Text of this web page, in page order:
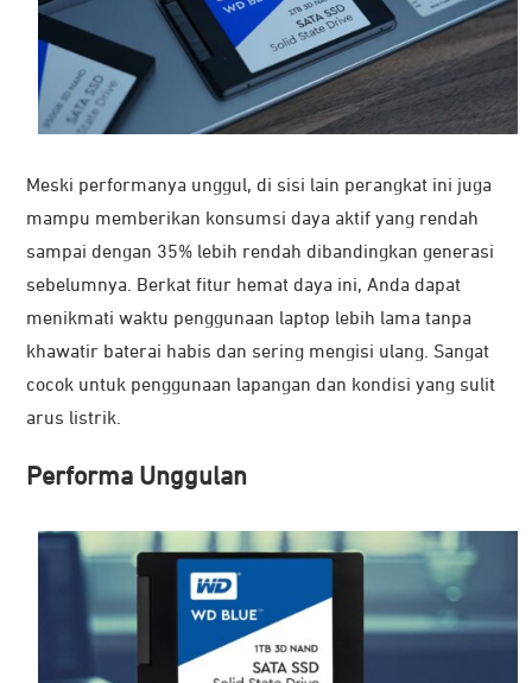
Meski performanya unggul, di sisi lain perangkat ini juga
mampu memberikan konsumsi daya aktif yang rendah
sampai dengan 35% lebih rendah dibandingkan generasi
sebelumnya. Berkat fitur hemat daya ini, Anda dapat
menikmati waktu penggunaan laptop lebih lama tanpa
khawatir baterai habis dan sering mengisi ulang. Sangat
cocok untuk penggunaan lapangan dan kondisi yang sulit
arus listrik.
Performa Unggulan